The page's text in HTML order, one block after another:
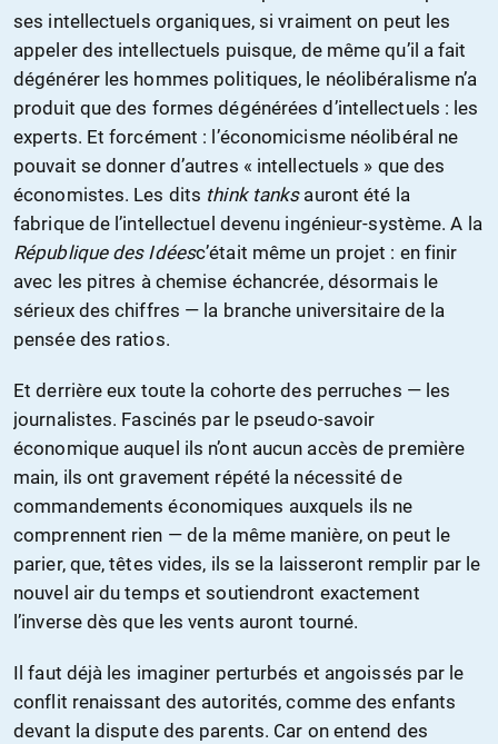
ses intellectuels organiques, si vraiment on peut les
appeler des intellectuels puisque, de même qu’il a fait
dégénérer les hommes politiques, le néolibéralisme n’a
produit que des formes dégénérées d’intellectuels : les
experts. Et forcément : l’économicisme néolibéral ne
pouvait se donner d’autres « intellectuels » que des
économistes. Les dits think tanksauront été la
fabrique de l’intellectuel devenu ingénieur-système. A la
République des Idéesc’était même un projet : en finir
avec les pitres à chemise échancrée, désormais le
sérieux des chiffres — la branche universitaire de la
pensée des ratios.
Et derrière eux toute la cohorte des perruches — les
journalistes. Fascinés par le pseudo-savoir
économique auquel ils n’ont aucun accès de première
main, ils ont gravement répété la nécessité de
commandements économiques auxquels ils ne
comprennent rien — de la même manière, on peut le
parier, que, têtes vides, ils se la laisseront remplir par le
nouvel air du temps et soutiendront exactement
l’inverse dès que les vents auront tourné.
Il faut déjà les imaginer perturbés et angoissés par le
conflit renaissant des autorités, comme des enfants
devant la dispute des parents. Car on entend des